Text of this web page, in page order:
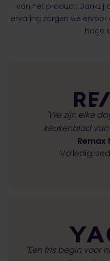
van het product. Dankzij
ervaring zorgen we
hoge
"We zijn elke
keukenblad
Remax
Volledig
"Een fris begin voor